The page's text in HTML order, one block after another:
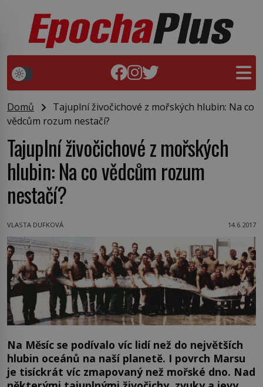
Domů
Tajuplní živočichové z mořských hlubin: Na co
vědcům rozum nestačí?
Tajuplní živočichové z mořských
hlubin: Na co vědcům rozum
nestačí?
VLASTA DUFKOVÁ 14.6.2017
Na Měsíc se podívalo víc lidí než do největších
hlubin oceánů na naší planetě. I povrch Marsu
je tisíckrát víc zmapovaný než mořské dno. Nad